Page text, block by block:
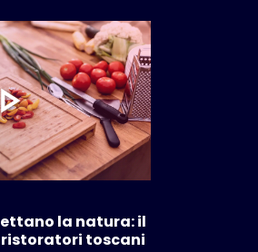
la natura: il
toscani